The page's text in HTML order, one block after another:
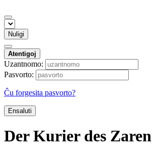
Nuligi
Atentigoj
Uzantnomo:
Pasvorto:
Ĉu forgesita pasvorto?
Ensaluti
Der Kurier des Zaren